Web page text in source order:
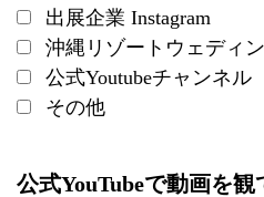
出展企業 Instagram
沖縄リゾートウェディ
公式Youtubeチャンネル
その他
公式YouTubeで動画を観